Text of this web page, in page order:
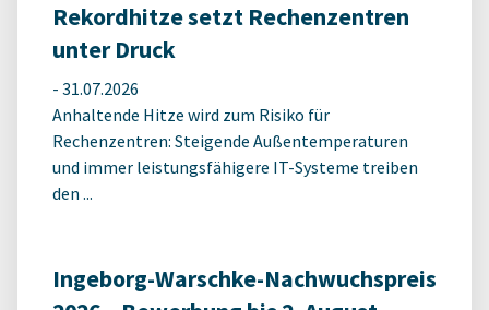
Rekordhitze setzt Rechenzentren
unter Druck
- 31.07.2026
Anhaltende Hitze wird zum Risiko für
Rechenzentren: Steigende Außentemperaturen
und immer leistungsfähigere IT-Systeme treiben
den ...
Ingeborg-Warschke-Nachwuchspreis